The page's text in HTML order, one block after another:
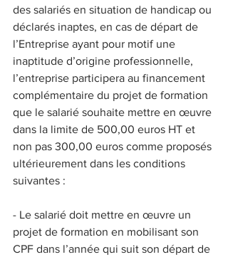
des salariés en situation de handicap ou
déclarés inaptes, en cas de départ de
l’Entreprise ayant pour motif une
inaptitude d’origine professionnelle,
l’entreprise participera au financement
complémentaire du projet de formation
que le salarié souhaite mettre en œuvre
dans la limite de 500,00 euros HT et
non pas 300,00 euros comme proposés
ultérieurement dans les conditions
suivantes :
- Le salarié doit mettre en œuvre un
projet de formation en mobilisant son
CPF dans l’année qui suit son départ de